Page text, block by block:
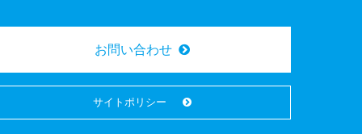
お問い合わせ
サイトポリシー